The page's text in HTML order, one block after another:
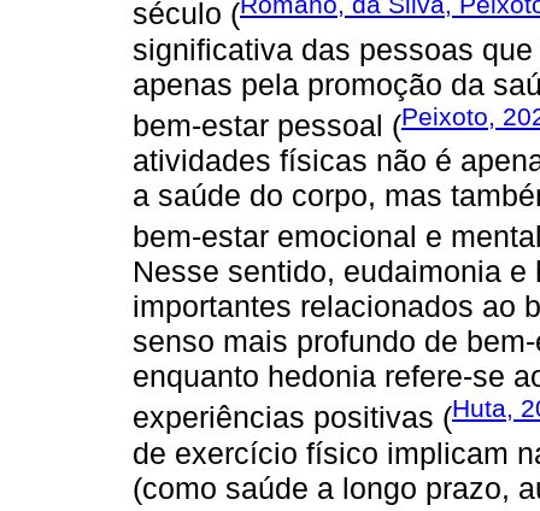
século (
significativa das pessoas
apenas pela promoção da
bem-estar pessoal (Peixoto,
atividades físicas não é
a saúde do corpo, mas
bem-estar emocional e
Nesse sentido, eudaimonia
importantes relacionados ao
senso mais profundo de
enquanto hedonia refere-se
experiências positivas (Huta,
de exercício físico implicam
(como saúde a longo prazo,